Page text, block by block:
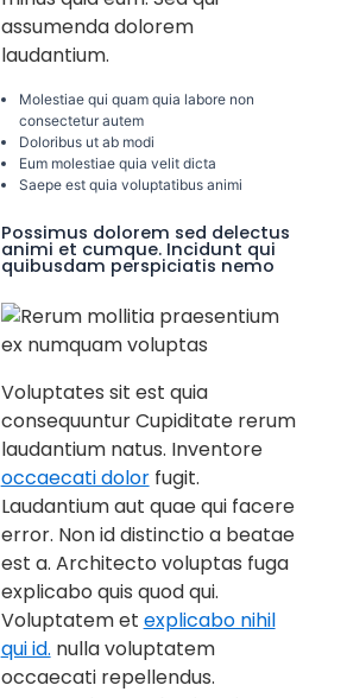
assumenda dolorem
laudantium.
Molestiae qui quam quia labore non
consectetur autem
Doloribus ut ab modi
Eum molestiae quia velit dicta
Saepe est quia voluptatibus animi
Possimus dolorem sed delectus
animi et cumque. Incidunt qui
quibusdam perspiciatis nemo
Voluptates sit est quia
consequuntur Cupiditate rerum
laudantium natus. Inventore
occaecati dolorfugit.
Laudantium aut quae qui facere
error. Non id distinctio a beatae
est a. Architecto voluptas fuga
explicabo quis quod qui.
Voluptatem et explicabo nihil
qui id. nulla voluptatem
occaecati repellendus.